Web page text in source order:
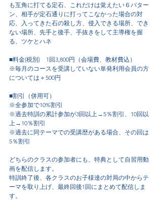
も互角に打てる定石、これだけは覚えたい６パター
ン、相手が定石通りに打ってこなかった場合の対
応、入ってきた石の殺し方、侵入できる場所、でき
ない場所、先手と後手、手抜きをして主導権を握
る、ツケとハネ
■料金(税別)　1回3,800円（会場費、教材費込）
※毎月のコースを受講していない単発利用会員の方
については＋500円
■割引（併用可）
※全参加で10%割引
※過去特訓の累計参加が3回以上→5％割引、10回以
上→10％割引
※過去に同テーマでの受講歴がある場合、その回は
5％割引
どちらのクラスの参加者にも、特典として自習用動
画を配信します。
特訓終了後、各クラスのお子様達の対局の中からテ
ーマを取り上げ、最終回後1回にまとめて配信しま
す。